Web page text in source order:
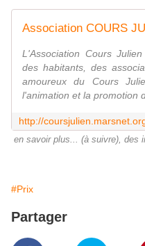
Association COURS
L'Association Cours
des habitants, des
amoureux du Cours
l'animation et la promotion
en savoir plus... (à suivre), des
#Prix
Partager